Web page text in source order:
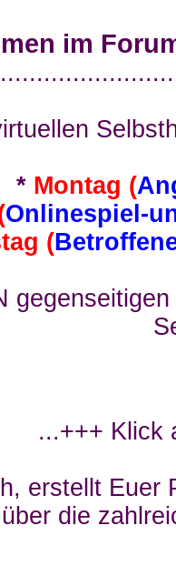
im
* Montag (
Onlinespiel-
(
...+++ Klick
erstellt Euer
die